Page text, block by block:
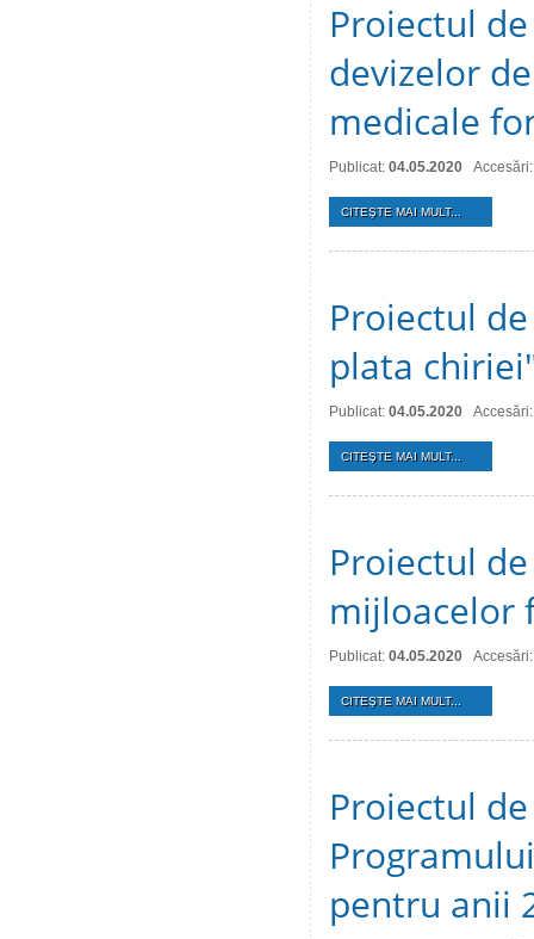
Proiectul
devizelor
medicale
Publicat: 04.05.2020
CITEŞTE MAI MULT...
Proiectul
plata
Publicat: 04.05.2020
CITEŞTE MAI MULT...
Proiectul
mijloacelor
Publicat: 04.05.2020
CITEŞTE MAI MULT...
Proiectul
pentru anii